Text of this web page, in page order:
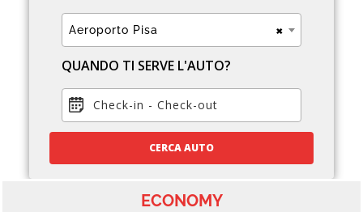
×
Aeroporto Pisa
QUANDO TI SERVE L'AUTO?
Check-in - Check-out
CERCA AUTO
ECONOMY